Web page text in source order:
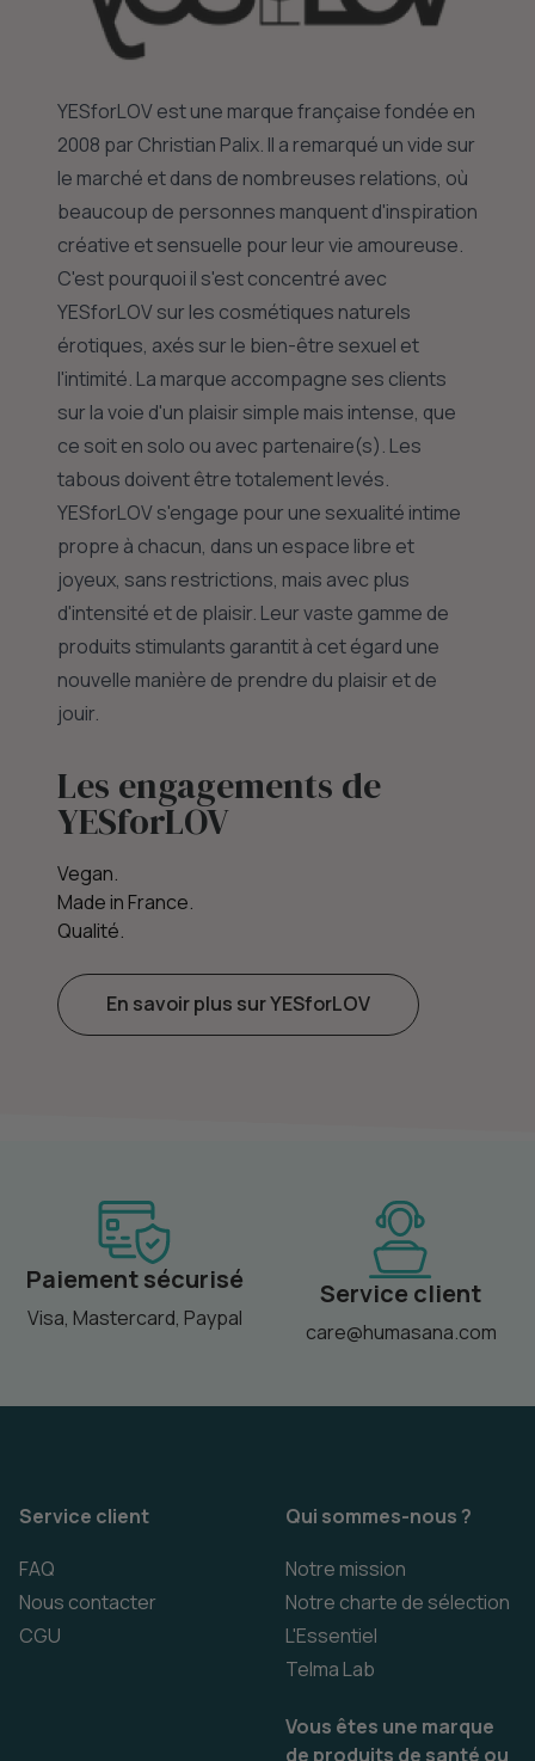
YESforLOV est une marque française fondée en
2008 par Christian Palix. Il a remarqué un vide sur
le marché et dans de nombreuses relations, où
beaucoup de personnes manquent d'inspiration
créative et sensuelle pour leur vie amoureuse.
C'est pourquoi il s'est concentré avec
YESforLOV sur les cosmétiques naturels
érotiques, axés sur le bien-être sexuel et
l'intimité. La marque accompagne ses clients
sur la voie d'un plaisir simple mais intense, que
ce soit en solo ou avec partenaire(s). Les
tabous doivent être totalement levés.
YESforLOV s'engage pour une sexualité intime
propre à chacun, dans un espace libre et
joyeux, sans restrictions, mais avec plus
d'intensité et de plaisir. Leur vaste gamme de
produits stimulants garantit à cet égard une
nouvelle manière de prendre du plaisir et de
jouir.
Les engagements de
YESforLOV
Vegan.
Made in France.
Qualité.
En savoir plus sur YESforLOV
Paiement sécurisé
Visa, Mastercard, Paypal
Service client
care@humasana.com
Service client
FAQ
Nous contacter
CGU
Qui sommes-nous ?
Notre mission
Notre charte de sélection
L'Essentiel
Telma Lab
Vous êtes une marque
de produits de santé ou